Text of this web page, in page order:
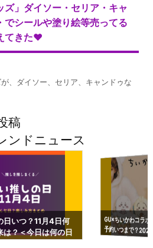
ズ」ダイソー・セリア・キャ
でシールや塗り絵等売ってる
てきた♥
、ダイソー、セリア、キャンドゥな
稿
ンドニュース
日いつ？11月4日何
は？＜今日は何の日
GU×ちいかわコラ
予約いつまで？
ーチやショルダー